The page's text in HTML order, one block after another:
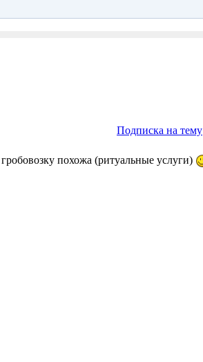
Подписка на тему
похожа (ритуальные услуги)